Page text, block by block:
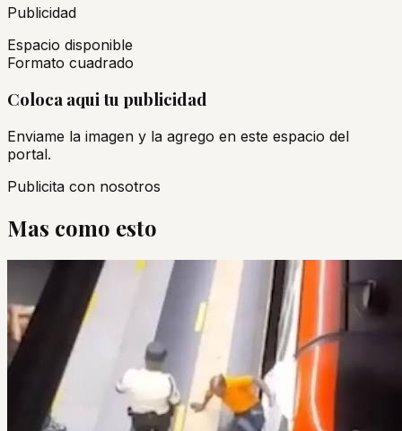
Publicidad
Espacio disponible
Formato cuadrado
Coloca aqui tu publicidad
Enviame la imagen y la agrego en este espacio del
portal.
Publicita con nosotros
Mas como esto